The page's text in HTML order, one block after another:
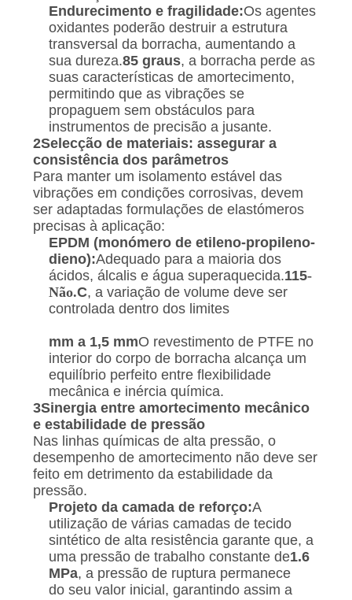
Endurecimento e fragilidade:Os agentes
oxidantes poderão destruir a estrutura
transversal da borracha, aumentando a
sua dureza.85 graus, a borracha perde as
suas características de amortecimento,
permitindo que as vibrações se
propaguem sem obstáculos para
instrumentos de precisão a jusante.
2Selecção de materiais: assegurar a
consistência dos parâmetros
Para manter um isolamento estável das
vibrações em condições corrosivas, devem
ser adaptadas formulações de elastómeros
precisas à aplicação:
EPDM (monómero de etileno-propileno-
dieno):Adequado para a maioria dos
ácidos, álcalis e água superaquecida.115-
Não.C, a variação de volume deve ser
controlada dentro dos limites
mm a 1,5 mmO revestimento de PTFE no
interior do corpo de borracha alcança um
equilíbrio perfeito entre flexibilidade
mecânica e inércia química.
3Sinergia entre amortecimento mecânico
e estabilidade de pressão
Nas linhas químicas de alta pressão, o
desempenho de amortecimento não deve ser
feito em detrimento da estabilidade da
pressão.
Projeto da camada de reforço:A
utilização de várias camadas de tecido
sintético de alta resistência garante que, a
uma pressão de trabalho constante de1.6
MPa, a pressão de ruptura permanece
do seu valor inicial, garantindo assim a